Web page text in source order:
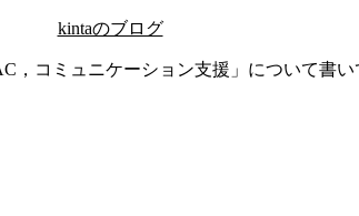
kintaのブログ
，コミュニケーション支援」について書